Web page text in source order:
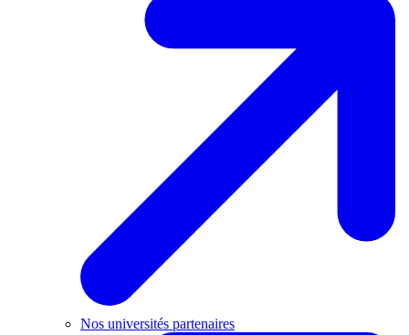
Nos universités partenaires